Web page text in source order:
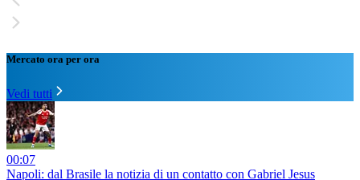
Mercato ora per ora
Vedi tutti
00:07
Napoli: dal Brasile la notizia di un contatto con Gabriel Jesus